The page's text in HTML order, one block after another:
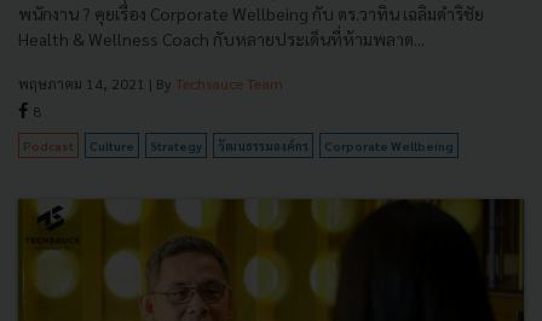
พนักงาน ? คุยเรื่อง Corporate Wellbeing กับ ดร.วาทิน เฉลิมดำริชัย
Health & Wellness Coach กับหลายประเด็นที่ห้ามพลาด...
พฤษภาคม 14, 2021 | By Techsauce Team
8
Podcast Culture Strategy วัฒนธรรมองค์กร Corporate Wellbeing